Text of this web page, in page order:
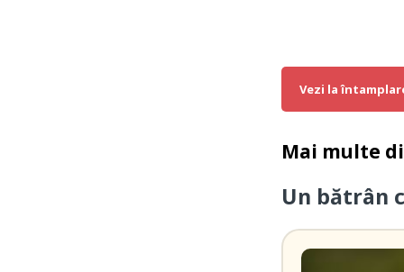
Vezi la
Mai multe
Un bătrân